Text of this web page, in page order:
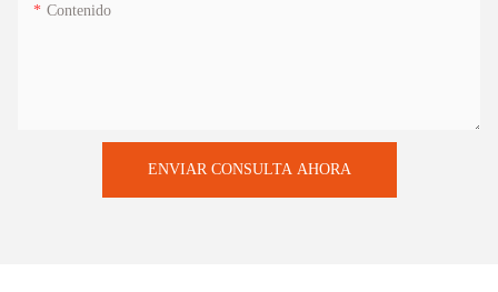
Contenido
ENVIAR CONSULTA AHORA